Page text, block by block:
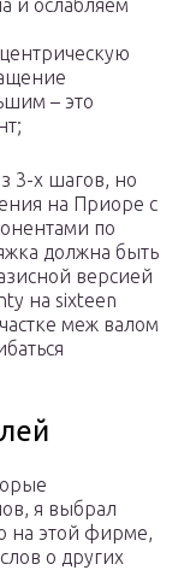
и ослабляем
– это
3-х шагов, но
на Приоре с
по
должна быть
версией
на sixteen
меж валом
я выбрал
на этой фирме,
о других